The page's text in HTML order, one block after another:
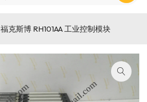
福克斯博 RH101AA 工业控制模块